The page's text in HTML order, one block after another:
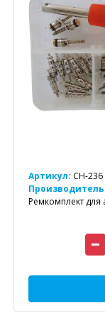
Артикул: CH-236
Ремкомплект